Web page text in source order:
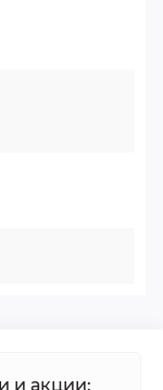
и акции: